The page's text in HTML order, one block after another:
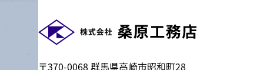
〒370-0068 群馬県高崎市昭和町28